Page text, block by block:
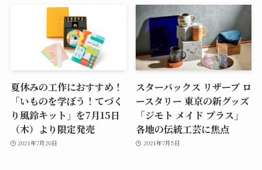
夏休みの工作におすすめ！
「いものを学ぼう！てづく
り風鈴キット」を7月15日
（木）より限定発売
2021年7月20日
スターバックス リザーブ ロ
ースタリー 東京の新グッズ
「ジモト メイド プラス」
各地の伝統工芸に焦点
2021年7月5日